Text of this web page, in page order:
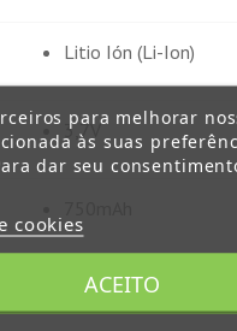
Litio Ión (Li-Ion)
3,7V
1 ano para defeitos
para melhorar
às suas
dar seu
cookies
ACEITO